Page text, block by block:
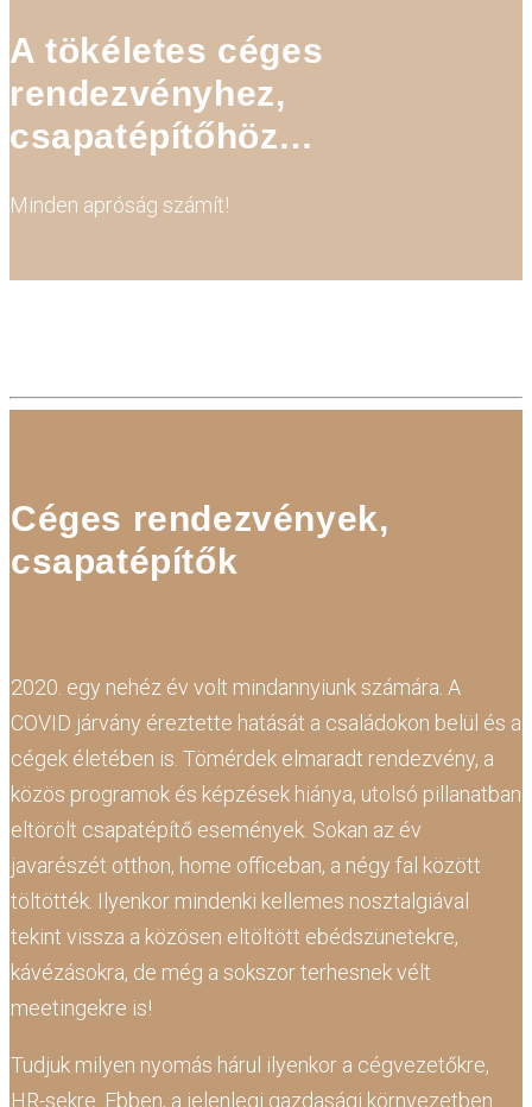
A tökéletes céges
rendezvényhez,
csapatépítőhöz…
Minden apróság számít!
Céges rendezvények,
csapatépítők
2020. egy nehéz év volt mindannyiunk számára. A
COVID járvány éreztette hatását a családokon belül és a
cégek életében is. Tömérdek elmaradt rendezvény, a
közös programok és képzések hiánya, utolsó pillanatban
eltörölt csapatépítő események. Sokan az év
javarészét otthon, home officeban, a négy fal között
töltötték. Ilyenkor mindenki kellemes nosztalgiával
tekint vissza a közösen eltöltött ebédszünetekre,
kávézásokra, de még a sokszor terhesnek vélt
meetingekre is!
Tudjuk milyen nyomás hárul ilyenkor a cégvezetőkre,
HR-sekre. Ebben, a jelenlegi gazdasági környezetben